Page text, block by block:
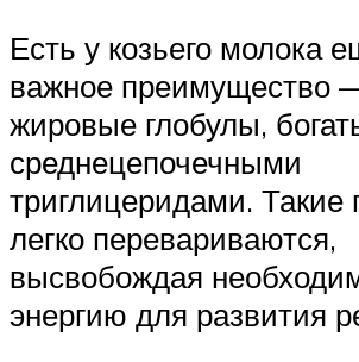
Есть у козьего молока
важное преимущество
жировые глобулы,
среднецепочечными
триглицеридами. Такие
легко перевариваются,
высвобождая
энергию для развития